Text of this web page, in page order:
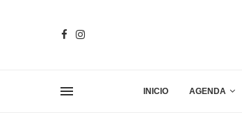
INICIO AGENDA